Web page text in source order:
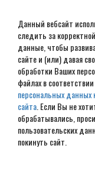
Данный вебсайт
следить за
данные, чтобы
сайте и (или) давая
обработки Ваших
файлах в
персональных данных
сайта . Если Вы не
обрабатывались,
пользовательских
покинуть сайт.
Дом из
Наши